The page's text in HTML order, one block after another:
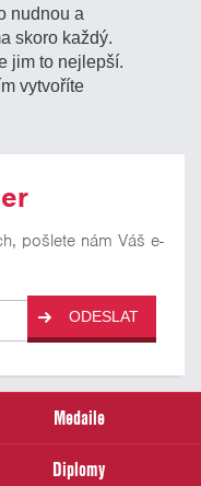
nudnou a
skoro každý.
jim to nejlepší.
vytvoříte
pošlete nám Váš e-
ODESLAT
Medaile
Diplomy